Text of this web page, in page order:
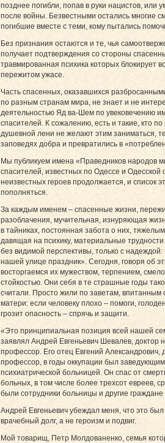
позднее погибли, попав в руки нацистов, или
после войны. Безвестными остались многие
погибшие вместе с теми, кому пытались
Без признания остаются и те, чья
получает подтверждения со стороны
травмированная психика которых блокирует
пережитом ужасе.
Часть спасенных, оказавшихся
по разным странам мира, не знает и не
деятельно­стью Яд ва-Шем по увековечению
спасителей. К сожалению, есть и такие, кто
душевной лени не желают этим заниматься,
заповедях добра и превратились в
Мы публикуем имена «Праведников народов
спасителей, известных по Одессе и Одесской
неизвестных героев продолжается, и список
пополняться.
За каждым именем – спасенные жизни,
разоблачения, мучительная, изнуряющая
в тайниках, постоянная забота о них,
давящая на психику, материальные трудности
без видимой перспективы, только с
нашей улице праздник». Сегодня, говоря об
восторгаемся их мужеством, терпением,
стойкостью. Они себя в те страшные годы
считали. Просто жили по заветам, впитанным
матери: если человеку плохо – помоги,
грозит опасность – спрячь и защити.
«Это принципиальная позиция всей нашей
заявлял Андрей Евгеньевич Шевалев, доктор
профессор. Его отец Евгений Александрович,
профессор, в годы оккупации был
психиатрической больницей. Он спас от
больных, в том числе более трехсот евреев,
были сотрудники больницы и другие
Андрей Евгеньевич убеждал меня, что это был
врачебный долг, а не героизм и подвиг.
Мой товарищ, Петр Молдованенко, семья